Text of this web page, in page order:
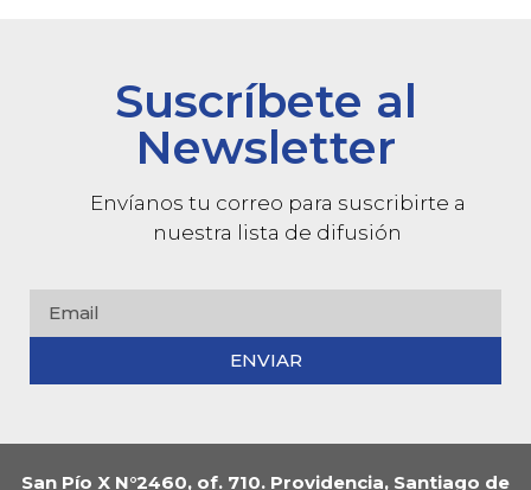
Suscríbete al
Newsletter
Envíanos tu correo para suscribirte a
nuestra lista de difusión
ENVIAR
San Pío X N°2460, of. 710. Providencia, Santiago de